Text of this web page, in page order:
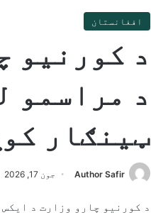
افغانستان
د کورنیو
د مراسمو
ټینګار
Author Safir جون 17, 2026
د کورنیو چارو وزارت د